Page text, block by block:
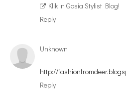
Klik in Gosia Stylist Blog!
Reply
Unknown
http://
Reply